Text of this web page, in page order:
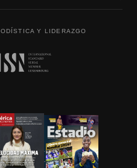
Y LIDERAZGO